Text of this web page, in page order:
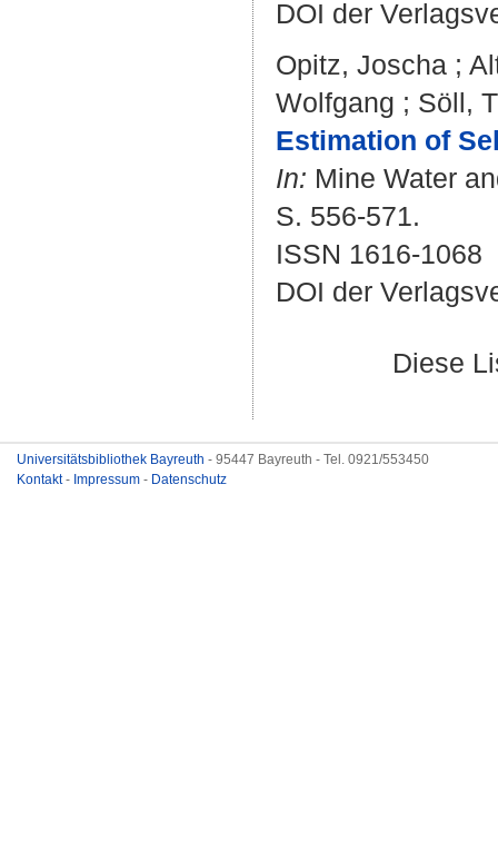
DOI der
Opitz, Joscha ;
Wolfgang ; Söll,
Estimation of
In: Mine Water
S. 556-571.
ISSN 1616-1068
DOI der
Diese
Universitätsbibliothek Bayreuth - 95447 Bayreuth - Tel. 0921/553450
Kontakt- Impressum - Datenschutz